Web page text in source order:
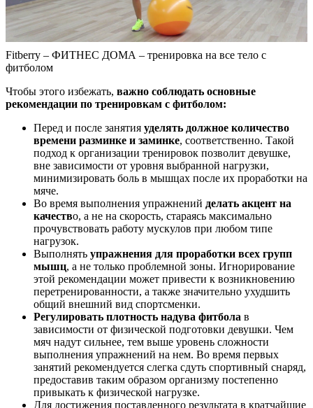
Fitberry – ФИТНЕС ДОМА – тренировка на все тело с
фитболом
Чтобы этого избежать, важно соблюдать основные
рекомендации по тренировкам с фитболом:
Перед и после занятия уделять должное количество
времени разминке и заминке, соответственно. Такой
подход к организации тренировок позволит девушке,
вне зависимости от уровня выбранной нагрузки,
минимизировать боль в мышцах после их проработки на
мяче.
Во время выполнения упражнений делать акцент на
качество, а не на скорость, стараясь максимально
прочувствовать работу мускулов при любом типе
нагрузок.
Выполнять упражнения для проработки всех групп
мышц, а не только проблемной зоны. Игнорирование
этой рекомендации может привести к возникновению
перетренированности, а также значительно ухудшить
общий внешний вид спортсменки.
Регулировать плотность надува фитбола в
зависимости от физической подготовки девушки. Чем
мяч надут сильнее, тем выше уровень сложности
выполнения упражнений на нем. Во время первых
занятий рекомендуется слегка сдуть спортивный снаряд,
предоставив таким образом организму постепенно
привыкать к физической нагрузке.
Для достижения поставленного результата в кратчайшие